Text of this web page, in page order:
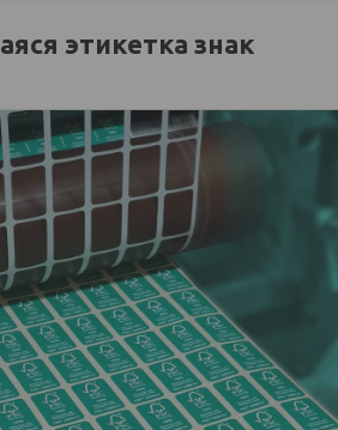
этикетка знак